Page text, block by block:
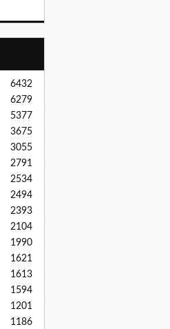
6432
6279
5377
3675
3055
2791
2534
2494
2393
2104
1990
1621
1613
1594
1201
1186